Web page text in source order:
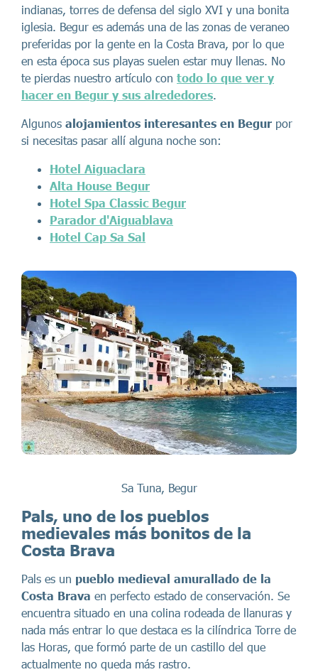
indianas, torres de defensa del siglo XVI y una bonita
iglesia. Begur es además una de las zonas de veraneo
preferidas por la gente en la Costa Brava, por lo que
en esta época sus playas suelen estar muy llenas. No
te pierdas nuestro artículo con todo lo que ver y
hacer en Begur y sus alrededores.
Algunos alojamientos interesantes en Begur por
si necesitas pasar allí alguna noche son:
Hotel Aiguaclara
Alta House Begur
Hotel Spa Classic Begur
Parador d'Aiguablava
Hotel Cap Sa Sal
Sa Tuna, Begur
Pals, uno de los pueblos
medievales más bonitos de la
Costa Brava
Pals es un pueblo medieval amurallado de la
Costa Brava en perfecto estado de conservación. Se
encuentra situado en una colina rodeada de llanuras y
nada más entrar lo que destaca es la cilíndrica Torre de
las Horas, que formó parte de un castillo del que
actualmente no queda más rastro.